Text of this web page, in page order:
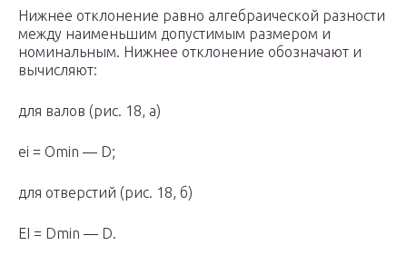
Нижнее отклонение равно алгебраической разности
между наименьшим допустимым размером и
номинальным. Нижнее отклонение обозначают и
вычисляют:
для валов (рис. 18, а)
еi = Omin — D;
для отверстий (рис. 18, б)
EI = Dmin — D.